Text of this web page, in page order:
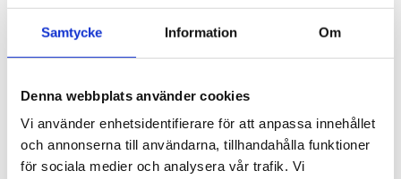
Samtycke Information Om
Denna webbplats använder cookies
Vi använder enhetsidentifierare för att anpassa innehållet
och annonserna till användarna, tillhandahålla funktioner
för sociala medier och analysera vår trafik. Vi
THULE CLAMP EVO 4-
PACK 710500
THULE CLAMP EDGE 4-
PACK 720500